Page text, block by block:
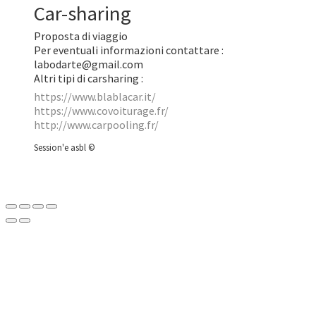
Car-sharing
Proposta di viaggio
Per eventuali informazioni contattare :
labodarte@gmail.com
Altri tipi di carsharing :
https://www.blablacar.it/
https://www.covoiturage.fr/
http://www.carpooling.fr/
Session'e asbl ©